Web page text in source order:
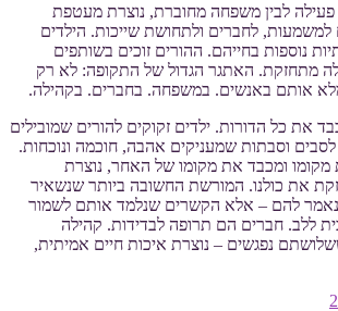
פעילה לבין משפחה מחוברת, נוצרת מעטפת
למשמעות, לחברים ולתחושת שייכות. הילדים
נוספות בחייהם. ההורים זוכים בשותפים
מתחזקת. האתגר הגדול של התקופה: לא רק
אותם באנשים. במשפחה. בחברים. בקהילה.
את כל הדורות. ילדים זקוקים להורים שמובילים
וסבתות שמעניקים אהבה, חוכמה ונוכחות.
מקומו ומכבד את מקומו של האחר, נוצרת
את כולנו. המורשת החשובה ביותר שנשאיר
להם – אלא הקשרים שנלמד אותם לשמור
ללב. חברים הם תרופה לבדידות. קהילה
נפגשים – נוצרת איכות חיים אמיתית,